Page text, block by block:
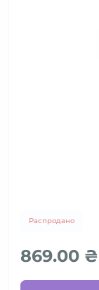
Распродано
869.00 ₴